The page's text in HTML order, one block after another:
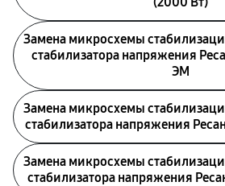
Замена микросхемы
стабилизатора напряжения
ЭМ
Замена микросхемы
стабилизатора напряжения
Замена микросхемы
стабилизатора напряжения